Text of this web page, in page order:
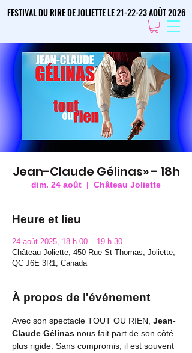
FESTIVAL DU RIRE DE JOLIETTE LE 21-22-23 AOÛT 2026
FESTIVAL DU RIRE DE JOLIETTE LE 21-22-23 AOÛT 2026
Jean-Claude Gélinas» - 18h
dim. 24 août
  |
Château Joliette
Heure et lieu
24 août 2025, 18 h 00 – 19 h 30
Château Joliette, 450 Rue St Thomas, Joliette,
QC J6E 3R1, Canada
À propos de l'événement
Avec son spectacle TOUT OU RIEN, Jean-
Claude Gélinas nous fait part de son côté
plus rigide. Sans compromis, il est souvent